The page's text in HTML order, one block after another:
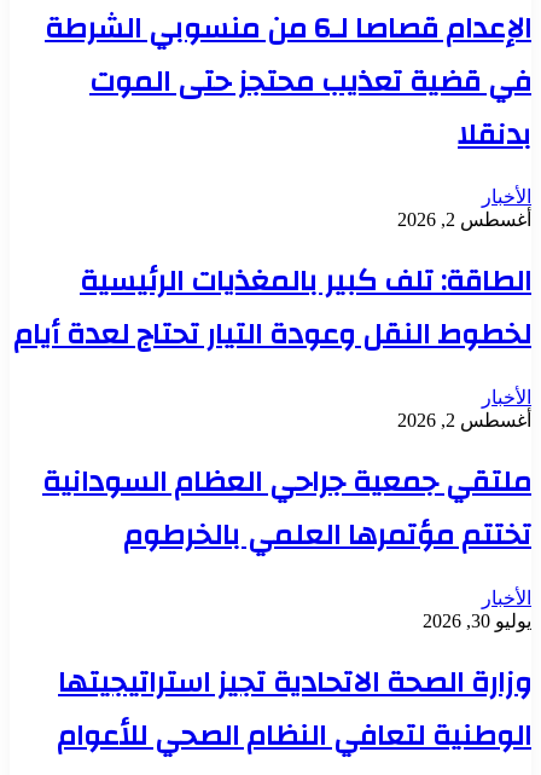
الإعدام قصاصا لـ6 من منسوبي الشرطة
في قضية تعذيب محتجز حتى الموت
بدنقلا
الأخبار
أغسطس 2, 2026
الطاقة: تلف كبير بالمغذيات الرئيسية
لخطوط النقل وعودة التيار تحتاج لعدة أيام
الأخبار
أغسطس 2, 2026
ملتقي جمعية جراحي العظام السودانية
تختتم مؤتمرها العلمي بالخرطوم
الأخبار
يوليو 30, 2026
وزارة الصحة الاتحادية تجيز استراتيجيتها
الوطنية لتعافي النظام الصحي للأعوام